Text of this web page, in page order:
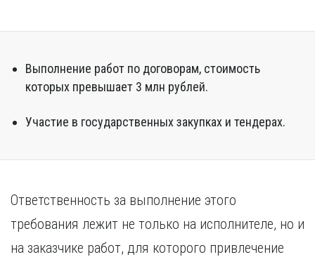
Курск
Л
Магнитогорск
Мурманск
Н
Набережные Челны
Х
Хабаровск
Чебоксары
Череповец
Я
Ярославль
Выполнение работ по договорам, стоимость
которых превышает 3 млн рублей.
Участие в государственных закупках и тендерах.
Ответственность за выполнение этого
требования лежит не только на исполнителе, но и
на заказчике работ, для которого привлечение